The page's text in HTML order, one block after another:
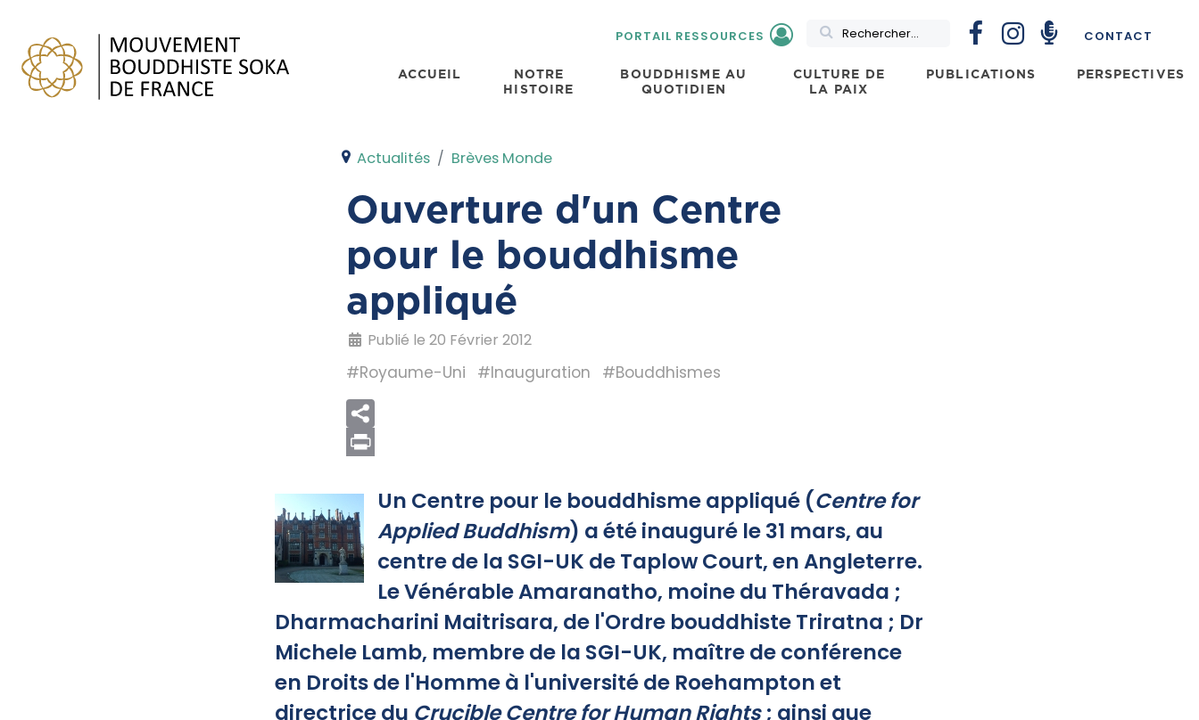
PORTAIL RESSOURCES Rechercher CONTACT
ACCUEIL
NOTRE
HISTOIRE
BOUDDHISME AU
QUOTIDIEN
CULTURE DE
LA PAIX
PUBLICATIONS PERSPECTIVES
Actualités Brèves Monde
Ouverture d'un Centre
pour le bouddhisme
appliqué
Publié le 20 Février 2012
#Royaume-Uni #Inauguration #Bouddhismes
Un Centre pour le bouddhisme appliqué (Centre for
Applied Buddhism) a été inauguré le 31 mars, au
centre de la SGI-UK de Taplow Court, en Angleterre.
Le Vénérable Amaranatho, moine du Théravada ;
Dharmacharini Maitrisara, de l'Ordre bouddhiste Triratna ; Dr
Michele Lamb, membre de la SGI-UK, maître de conférence
en Droits de l'Homme à l'université de Roehampton et
directrice du Crucible Centre for Human Rights; ainsi que